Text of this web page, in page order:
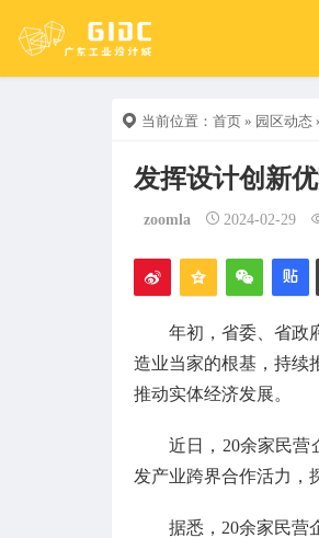
当前位置： 首页 » 园区动态
发挥设计创新
zoomla 2024-02-29
年初，省委、省政
造业当家的根基，持续
推动实体经济发展。
近日，20余家民营
发产业跨界合作活力，
据悉，20余家民营